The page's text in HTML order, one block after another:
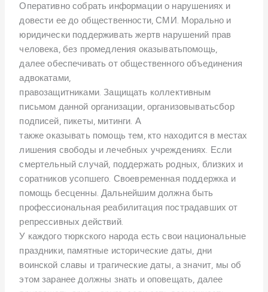
Оперативно собрать информации о нарушениях и
довести ее до общественности, СМИ. Морально и
юридически поддерживать жертв нарушений прав
человека, без промедления оказыватьпомощь,
далее обеспечивать от общественного объединения
адвокатами,
правозащитниками. Защищать коллективным
письмом данной организации, организовыватьсбор
подписей, пикеты, митинги. А
также оказывать помощь тем, кто находится в местах
лишения свободы и лечебных учреждениях. Если
смертельный случай, поддержать родных, близких и
соратников усопшего. Своевременная поддержка и
помощь бесценны. Дальнейшим должна быть
профессиональная реабилитация пострадавших от
репрессивных действий.
У каждого тюркского народа есть свои национальные
праздники, памятные исторические даты, дни
воинской славы и трагические даты, а значит, мы об
этом заранее должны знать и оповещать, далее